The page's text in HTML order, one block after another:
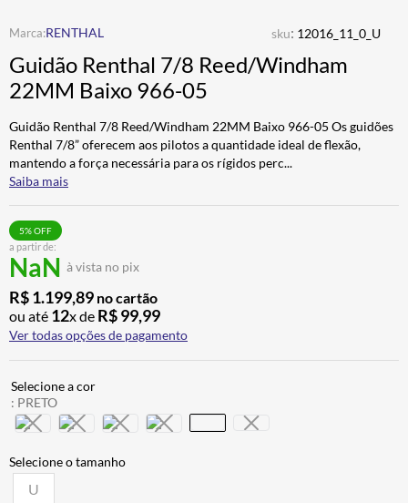
RENTHAL sku: 12016_11_0_U
Guidão Renthal 7/8 Reed/Windham
22MM Baixo 966-05
Guidão Renthal 7/8 Reed/Windham 22MM Baixo 966-05 Os guidões
Renthal 7/8” oferecem aos pilotos a quantidade ideal de flexão,
mantendo a força necessária para os rígidos perc...
Saiba mais
a partir de:
NaN à vista no pix
5% OFF
R$1.199,89 no cartão
ou até 12x de R$99,99
Ver todas opções de pagamento
: PRETO
U